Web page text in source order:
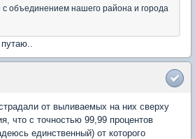
с объединением нашего района и города
от выливаемых на них сверху
что с точностью 99,99 процентов
единственный) от которого